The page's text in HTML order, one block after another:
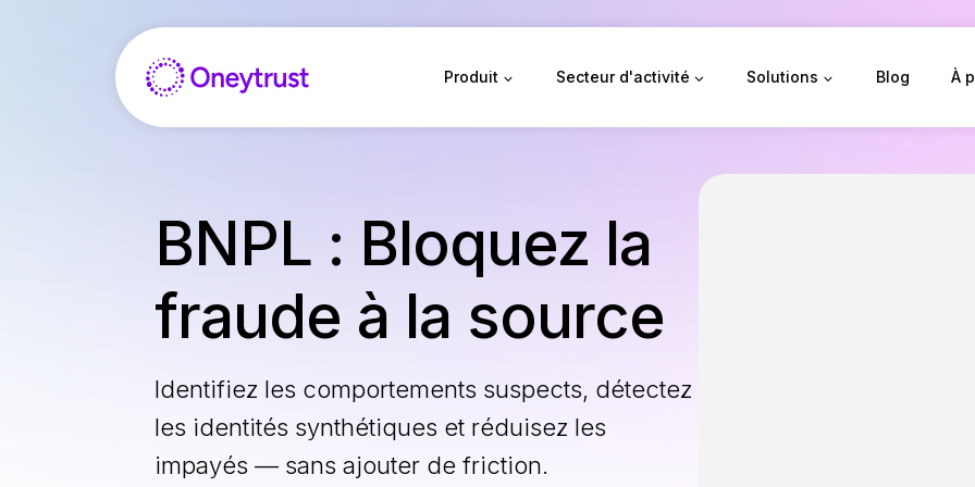
Produit Secteur d'activité Solutions Blog À
BNPL : Bloquez la
fraude à la source
Identifiez les comportements suspects, détectez
les identités synthétiques et réduisez les
impayés — sans ajouter de friction.